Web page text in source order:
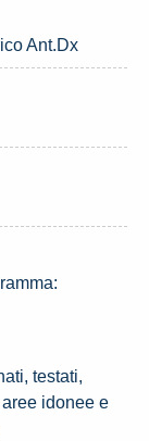
Ant.Dx
testati,
idonee e